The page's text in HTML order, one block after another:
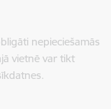
nepieciešamās
vietnē var tikt